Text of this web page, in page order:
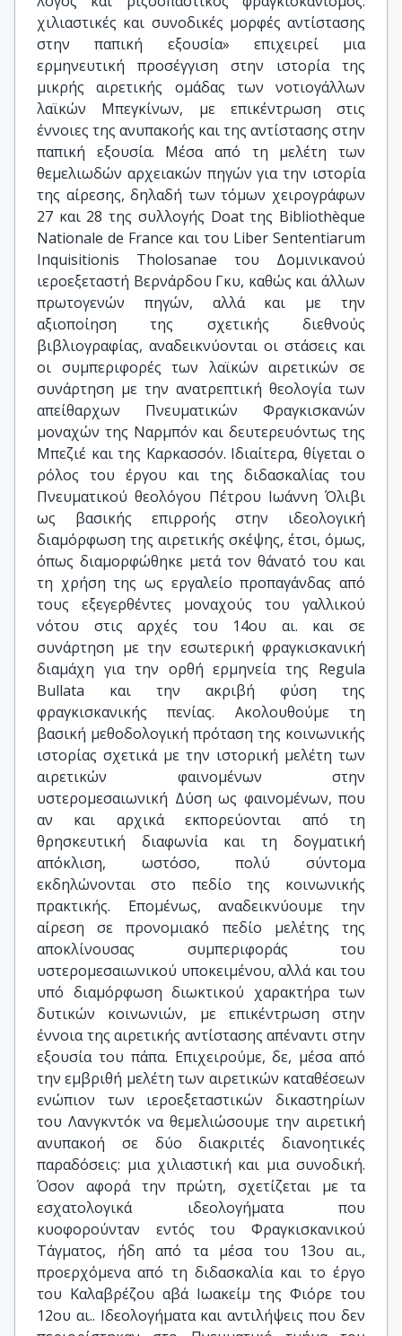
χιλιαστικές και συνοδικές μορφές αντίστασης
στην παπική εξουσία» επιχειρεί μια
ερμηνευτική προσέγγιση στην ιστορία της
μικρής αιρετικής ομάδας των νοτιογάλλων
λαϊκών Μπεγκίνων, με επικέντρωση στις
έννοιες της ανυπακοής και της αντίστασης στην
παπική εξουσία. Μέσα από τη μελέτη των
θεμελιωδών αρχειακών πηγών για την ιστορία
της αίρεσης, δηλαδή των τόμων χειρογράφων
27 και 28 της συλλογής Doat της Bibliothèque
Nationale de France και του Liber Sententiarum
Inquisitionis Tholosanae του Δομινικανού
ιεροεξεταστή Βερνάρδου Γκυ, καθώς και άλλων
πρωτογενών πηγών, αλλά και με την
αξιοποίηση της σχετικής διεθνούς
βιβλιογραφίας, αναδεικνύονται οι στάσεις και
οι συμπεριφορές των λαϊκών αιρετικών σε
συνάρτηση με την ανατρεπτική θεολογία των
απείθαρχων Πνευματικών Φραγκισκανών
μοναχών της Ναρμπόν και δευτερευόντως της
Μπεζιέ και της Καρκασσόν. Ιδιαίτερα, θίγεται ο
ρόλος του έργου και της διδασκαλίας του
Πνευματικού θεολόγου Πέτρου Ιωάννη Όλιβι
ως βασικής επιρροής στην ιδεολογική
διαμόρφωση της αιρετικής σκέψης, έτσι, όμως,
όπως διαμορφώθηκε μετά τον θάνατό του και
τη χρήση της ως εργαλείο προπαγάνδας από
τους εξεγερθέντες μοναχούς του γαλλικού
νότου στις αρχές του 14ου αι. και σε
συνάρτηση με την εσωτερική φραγκισκανική
διαμάχη για την ορθή ερμηνεία της Regula
Bullata και την ακριβή φύση της
φραγκισκανικής πενίας. Ακολουθούμε τη
βασική μεθοδολογική πρόταση της κοινωνικής
ιστορίας σχετικά με την ιστορική μελέτη των
αιρετικών φαινομένων στην
υστερομεσαιωνική Δύση ως φαινομένων, που
αν και αρχικά εκπορεύονται από τη
θρησκευτική διαφωνία και τη δογματική
απόκλιση, ωστόσο, πολύ σύντομα
εκδηλώνονται στο πεδίο της κοινωνικής
πρακτικής. Επομένως, αναδεικνύουμε την
αίρεση σε προνομιακό πεδίο μελέτης της
αποκλίνουσας συμπεριφοράς του
υστερομεσαιωνικού υποκειμένου, αλλά και του
υπό διαμόρφωση διωκτικού χαρακτήρα των
δυτικών κοινωνιών, με επικέντρωση στην
έννοια της αιρετικής αντίστασης απέναντι στην
εξουσία του πάπα. Επιχειρούμε, δε, μέσα από
την εμβριθή μελέτη των αιρετικών καταθέσεων
ενώπιον των ιεροεξεταστικών δικαστηρίων
του Λανγκντόκ να θεμελιώσουμε την αιρετική
ανυπακοή σε δύο διακριτές διανοητικές
παραδόσεις: μια χιλιαστική και μια συνοδική.
Όσον αφορά την πρώτη, σχετίζεται με τα
εσχατολογικά ιδεολογήματα που
κυοφορούνταν εντός του Φραγκισκανικού
Τάγματος, ήδη από τα μέσα του 13ου αι.,
προερχόμενα από τη διδασκαλία και το έργο
του Καλαβρέζου αβά Ιωακείμ της Φιόρε του
12ου αι.. Ιδεολογήματα και αντιλήψεις που δεν